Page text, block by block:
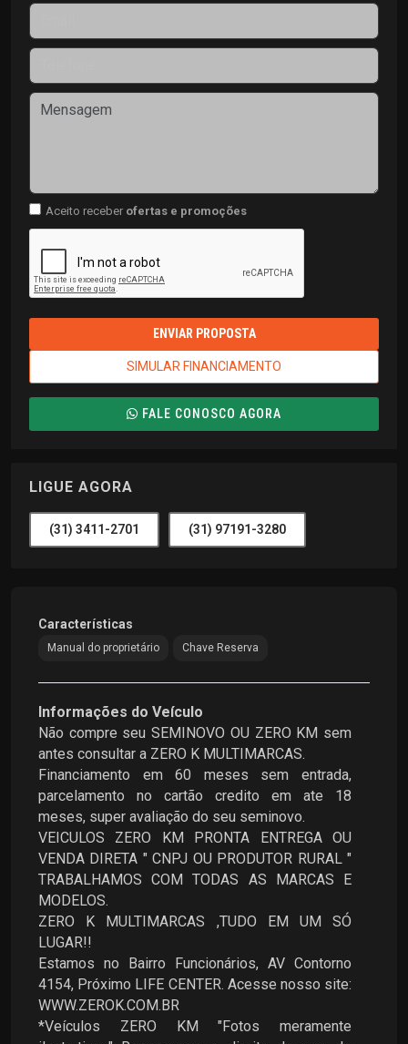
Aceito receber ofertas e promoções
ENVIAR PROPOSTA
SIMULAR FINANCIAMENTO
FALE CONOSCO AGORA
LIGUE AGORA
(31) 3411-2701 (31) 97191-3280
Características
Manual do proprietário Chave Reserva
Informações do Veículo
Não compre seu SEMINOVO OU ZERO KM sem
antes consultar a ZERO K MULTIMARCAS.
Financiamento em 60 meses sem entrada,
parcelamento no cartão credito em ate 18
meses, super avaliação do seu seminovo.
VEICULOS ZERO KM PRONTA ENTREGA OU
VENDA DIRETA " CNPJ OU PRODUTOR RURAL "
TRABALHAMOS COM TODAS AS MARCAS E
MODELOS.
ZERO K MULTIMARCAS ,TUDO EM UM SÓ
LUGAR!!
Estamos no Bairro Funcionários, AV Contorno
4154, Próximo LIFE CENTER. Acesse nosso site:
WWW.ZEROK.COM.BR
*Veículos ZERO KM "Fotos meramente